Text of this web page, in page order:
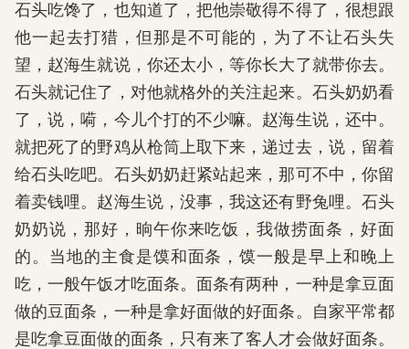
石头吃馋了，也知道了，把他崇敬得不得了，很想跟
他一起去打猎，但那是不可能的，为了不让石头失
望，赵海生就说，你还太小，等你长大了就带你去。
石头就记住了，对他就格外的关注起来。石头奶奶看
了，说，嗬，今儿个打的不少嘛。赵海生说，还中。
就把死了的野鸡从枪筒上取下来，递过去，说，留着
给石头吃吧。石头奶奶赶紧站起来，那可不中，你留
着卖钱哩。赵海生说，没事，我这还有野兔哩。石头
奶奶说，那好，晌午你来吃饭，我做捞面条，好面
的。当地的主食是馍和面条，馍一般是早上和晚上
吃，一般午饭才吃面条。面条有两种，一种是拿豆面
做的豆面条，一种是拿好面做的好面条。自家平常都
是吃拿豆面做的面条，只有来了客人才会做好面条。